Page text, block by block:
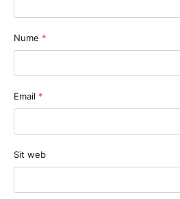
Nume *
Email *
Sit web